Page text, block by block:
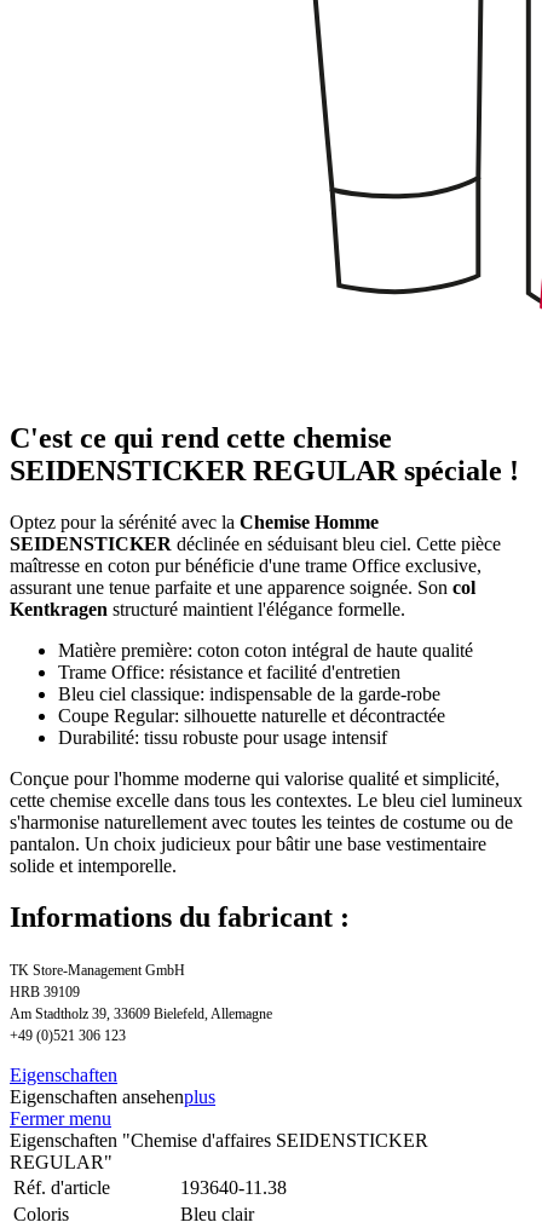
C'est ce qui rend cette chemise
SEIDENSTICKER REGULAR spéciale !
Optez pour la sérénité avec la Chemise Homme
SEIDENSTICKER déclinée en séduisant bleu ciel. Cette pièce
maîtresse en coton pur bénéficie d'une trame Office exclusive,
assurant une tenue parfaite et une apparence soignée. Son col
Kentkragen structuré maintient l'élégance formelle.
Matière première: coton coton intégral de haute qualité
Trame Office: résistance et facilité d'entretien
Bleu ciel classique: indispensable de la garde-robe
Coupe Regular: silhouette naturelle et décontractée
Durabilité: tissu robuste pour usage intensif
Conçue pour l'homme moderne qui valorise qualité et simplicité,
cette chemise excelle dans tous les contextes. Le bleu ciel lumineux
s'harmonise naturellement avec toutes les teintes de costume ou de
pantalon. Un choix judicieux pour bâtir une base vestimentaire
solide et intemporelle.
Informations du fabricant :
TK Store-Management GmbH
HRB 39109
Am Stadtholz 39, 33609 Bielefeld, Allemagne
+49 (0)521 306 123
Eigenschaften
Eigenschaften ansehenplus
Fermer menu
Eigenschaften "Chemise d'affaires SEIDENSTICKER
REGULAR"
Réf. d'article
193640-11.38
Coloris
Bleu clair